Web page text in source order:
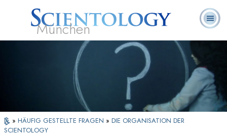
München
Scientology?
Ehrenamtliche
Geistliche
Häufig gestellte
Fragen
» HÄUFIG GESTELLTE FRAGEN » DIE ORGANISATION DER
SCIENTOLOGY